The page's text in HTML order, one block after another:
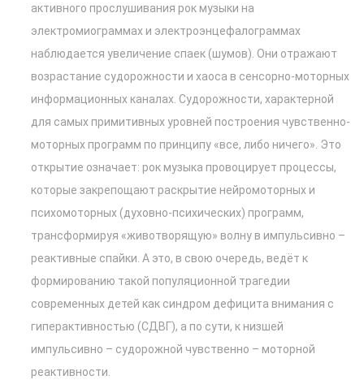
активного прослушивания рок музыки на
электромиограммах и электроэнцефалограммах
наблюдается увеличение спаек (шумов). Они отражают
возрастание судорожности и хаоса в сенсорно-моторных
информационных каналах. Судорожности, характерной
для самых примитивных уровней построения чувственно-
моторных программ по принципу «все, либо ничего». Это
открытие означает: рок музыка провоцирует процессы,
которые закрепощают раскрытие нейромоторных и
психомоторных (духовно-психических) программ,
трансформируя «животворящую» волну в импульсивно –
реактивные спайки. А это, в свою очередь, ведёт к
формированию такой популяционной трагедии
современных детей как синдром дефицита внимания с
гиперактивностью (СДВГ), а по сути, к низшей
импульсивно – судорожной чувственно – моторной
реактивности.